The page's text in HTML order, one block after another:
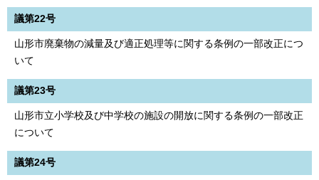
議第22号
山形市廃棄物の減量及び適正処理等に関する条例の一部改正につ
いて
議第23号
山形市立小学校及び中学校の施設の開放に関する条例の一部改正
について
議第24号